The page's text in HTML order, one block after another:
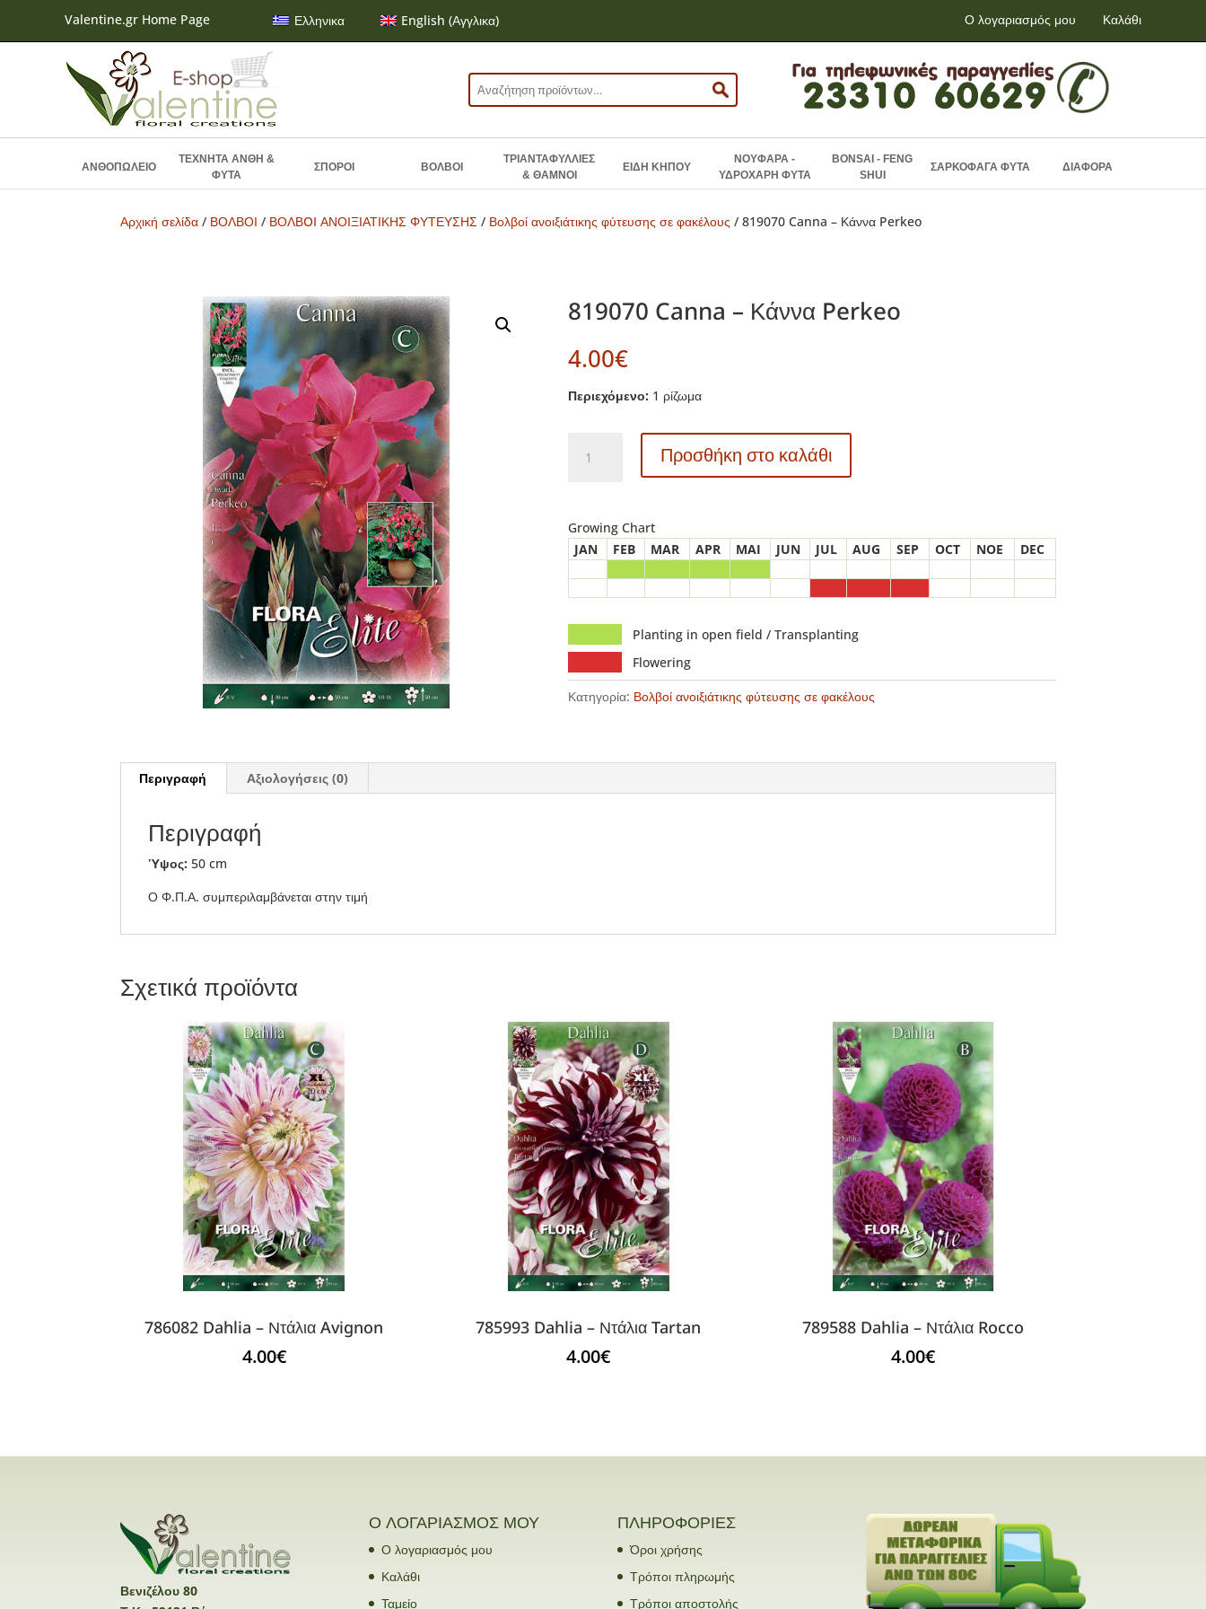
Valentine.gr Home Page Ελληνικα English (Αγγλικα) Ο λογαριασμός μου Καλάθι
Αναζήτηση
για:
ΑΝΘΟΠΩΛΕΙΟ
ΤΕΧΝΗΤΑ ΑΝΘΗ &
ΦΥΤΑ
ΣΠΟΡΟΙ ΒΟΛΒΟΙ
ΤΡΙΑΝΤΑΦΥΛΛΙΕΣ
& ΘΑΜΝΟΙ
ΕΙΔΗ ΚΗΠΟΥ
ΝΟΥΦΑΡΑ -
ΥΔΡΟΧΑΡΗ ΦΥΤΑ
BONSAI - FENG
SHUI
ΣΑΡΚΟΦΑΓΑ ΦΥΤΑ ΔΙΑΦΟΡΑ
Αρχική σελίδα / ΒΟΛΒΟΙ / ΒΟΛΒOI ΑΝΟΙΞΙΑΤΙΚΗΣ ΦΥΤΕΥΣΗΣ / Βολβοί ανοιξιάτικης φύτευσης σε φακέλους / 819070 Canna – Κάννα Perkeo
819070 Canna – Κάννα Perkeo
4.00€
Περιεχόμενο: 1 ρίζωμα
Canna
Perkeo
ποσότητα
Προσθήκη στο καλάθι
Growing Chart
JAN
FEB MAR APR MAI JUN JUL AUG SEP OCT NOE DEC
Planting in open field / Transplanting
Flowering
Κατηγορία: Βολβοί ανοιξιάτικης φύτευσης σε φακέλους
Περιγραφή Αξιολογήσεις (0)
Περιγραφή
Ύψος: 50 cm
Ο Φ.Π.Α. συμπεριλαμβάνεται στην τιμή
Σχετικά προϊόντα
786082 Dahlia – Ντάλια Avignon
4.00€
785993 Dahlia – Ντάλια Tartan
4.00€
789588 Dahlia – Ντάλια Rocco
4.00€
Βενιζέλου 80
Ο ΛΟΓΑΡΙΑΣΜΟΣ ΜΟΥ
Ο λογαριασμός μου
Καλάθι
Ταμείο
ΠΛΗΡΟΦΟΡΙΕΣ
Όροι χρήσης
Τρόποι πληρωμής
Τρόποι αποστολής